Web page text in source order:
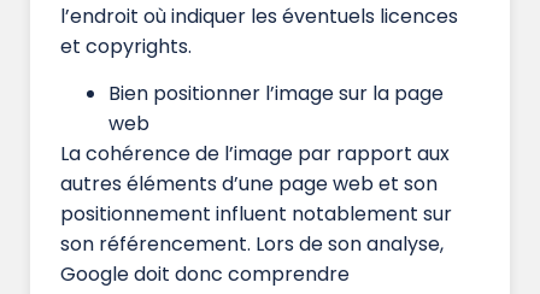
l’endroit où indiquer les éventuels licences
et copyrights.
Bien positionner l’image sur la page
web
La cohérence de l’image par rapport aux
autres éléments d’une page web et son
positionnement influent notablement sur
son référencement. Lors de son analyse,
Google doit donc comprendre